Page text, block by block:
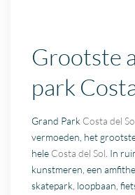
Grootste
park
Grand Park Costa del
vermoeden, het
hele Costa del Sol . In
kunstmeren, een
skatepark, loopbaan,